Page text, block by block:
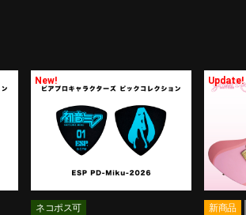
New!
ネコポス可
Update!
新商品